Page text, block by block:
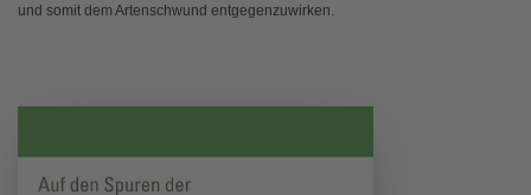
und somit dem Artenschwund entgegenzuwirken.